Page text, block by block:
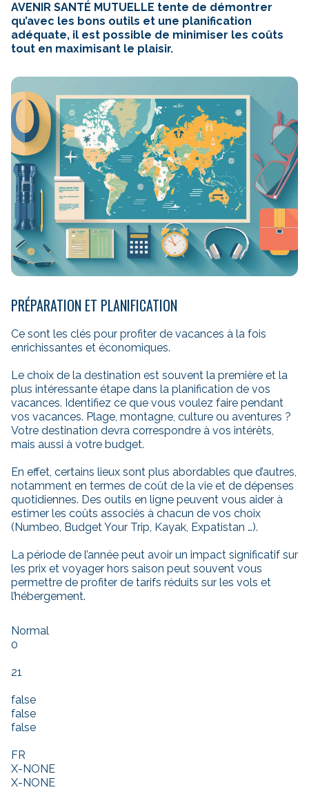
AVENIR SANTÉ MUTUELLE tente de démontrer
qu’avec les bons outils et une planification
adéquate, il est possible de minimiser les coûts
tout en maximisant le plaisir.
PRÉPARATION ET PLANIFICATION
Ce sont les clés pour profiter de vacances à la fois
enrichissantes et économiques.
Le choix de la destination est souvent la première et la
plus intéressante étape dans la planification de vos
vacances. Identifiez ce que vous voulez faire pendant
vos vacances. Plage, montagne, culture ou aventures ?
Votre destination devra correspondre à vos intérêts,
mais aussi à votre budget.
En effet, certains lieux sont plus abordables que d’autres,
notamment en termes de coût de la vie et de dépenses
quotidiennes. Des outils en ligne peuvent vous aider à
estimer les coûts associés à chacun de vos choix
(Numbeo, Budget Your Trip, Kayak, Expatistan …).
La période de l’année peut avoir un impact significatif sur
les prix et voyager hors saison peut souvent vous
permettre de profiter de tarifs réduits sur les vols et
l’hébergement.
Normal
0
21
false
false
false
FR
X-NONE
X-NONE